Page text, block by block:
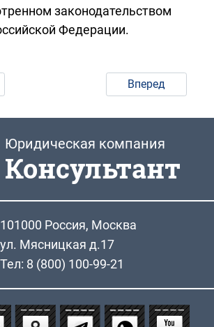
законодательством
Федерации.
Вперед
Юридическая компания
Консультант
101000 Россия, Москва
ул. Мясницкая д.17
Тел: 8 (800) 100-99-21